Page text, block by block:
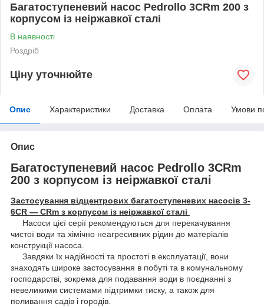
Багатоступеневий насос Pedrollo 3CRm 200 з
корпусом із неіржавкої сталі
В наявності
Роздріб
Ціну уточнюйте
Опис Характеристики Доставка Оплата Умови
Опис
Багатоступеневий насос Pedrollo 3CRm
200 з корпусом із неіржавкої сталі
Застосування відцентрових багатоступеневих насосів 3-
6CR — CRm з корпусом із неіржавкої сталі
Насоси цієї серії рекомендуються для перекачування
чистої води та хімічно неагресивних рідин до матеріалів
конструкції насоса.
Завдяки їх надійності та простоті в експлуатації, вони
знаходять широке застосування в побуті та в комунальному
господарстві, зокрема для подавання води в поєднанні з
невеликими системами підтримки тиску, а також для
поливання садів і городів.